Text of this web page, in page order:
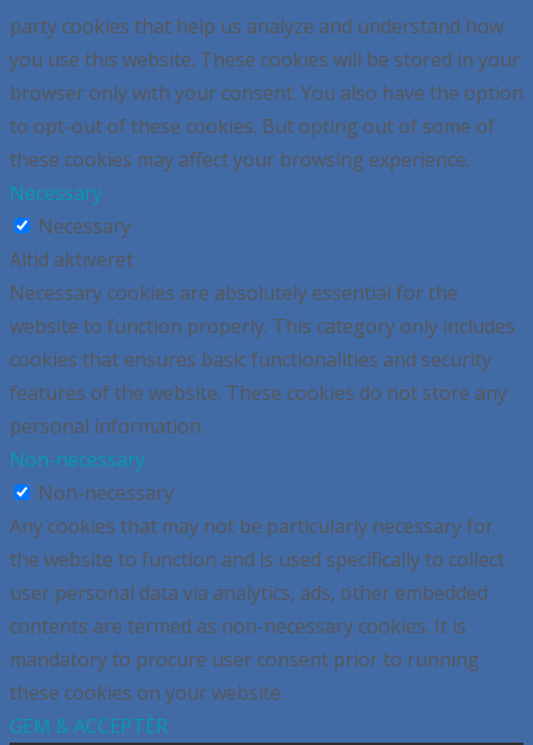
party cookies that help us analyze and understand how
you use this website. These cookies will be stored in your
browser only with your consent. You also have the option
to opt-out of these cookies. But opting out of some of
these cookies may affect your browsing experience.
Necessary
Necessary
Altid aktiveret
Necessary cookies are absolutely essential for the
website to function properly. This category only includes
cookies that ensures basic functionalities and security
features of the website. These cookies do not store any
personal information.
Non-necessary
Non-necessary
Any cookies that may not be particularly necessary for
the website to function and is used specifically to collect
user personal data via analytics, ads, other embedded
contents are termed as non-necessary cookies. It is
mandatory to procure user consent prior to running
these cookies on your website.
GEM & ACCEPTÈR